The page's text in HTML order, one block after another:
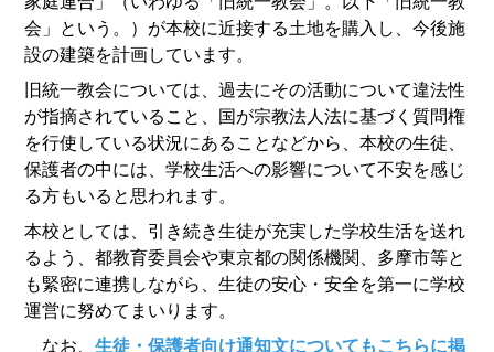
会」という。）が本校に近接する土地を購入し、今後施
設の建築を計画しています。
旧統一教会については、過去にその活動について違法性
が指摘されていること、国が宗教法人法に基づく質問権
を行使している状況にあることなどから、本校の生徒、
保護者の中には、学校生活への影響について不安を感じ
る方もいると思われます。
本校としては、引き続き生徒が充実した学校生活を送れ
るよう、都教育委員会や東京都の関係機関、多摩市等と
も緊密に連携しながら、生徒の安心・安全を第一に学校
運営に努めてまいります。
なお、生徒・保護者向け通知文についてもこちらに掲